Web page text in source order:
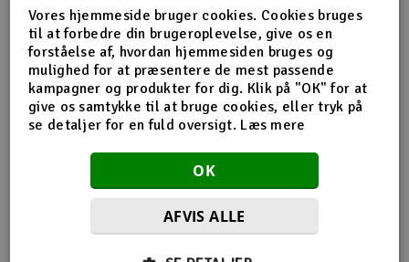
Slot racing
Smarthjem, leg og hobby
Solenergi
Værktøj, udstyr og tilbehør
Produkt information
HS1273T Fiberglass Lower Frame Set/1.2mm
Flere detaljer
forbundet med
Reservedeler Align T-Rex 450
Vores hjemmeside bruger cookies. Cookies bruges
til at forbedre din brugeroplevelse, give os en
forståelse af, hvordan hjemmesiden bruges og
mulighed for at præsentere de mest passende
kampagner og produkter for dig. Klik på "OK" for at
give os samtykke til at bruge cookies, eller tryk på
se detaljer for en fuld oversigt. Læs mere
OK
AFVIS ALLE